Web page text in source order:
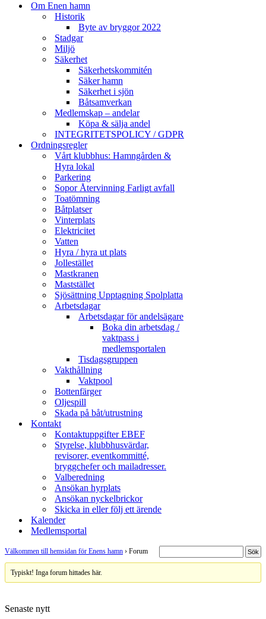
Om Enen hamn
Historik
Byte av bryggor 2022
Stadgar
Miljö
Säkerhet
Säkerhetskommitén
Säker hamn
Säkerhet i sjön
Båtsamverkan
Medlemskap – andelar
Köpa & sälja andel
INTEGRITETSPOLICY / GDPR
Ordningsregler
Vårt klubbhus: Hamngården &
Hyra lokal
Parkering
Sopor Återvinning Farligt avfall
Toatömning
Båtplatser
Vinterplats
Elektricitet
Vatten
Hyra / hyra ut plats
Jollestället
Mastkranen
Maststället
Sjösättning Upptagning Spolplatta
Arbetsdagar
Arbetsdagar för andelsägare
Boka din arbetsdag /
vaktpass i
medlemsportalen
Tisdagsgruppen
Vakthållning
Vaktpool
Bottenfärger
Oljespill
Skada på båt/utrustning
Kontakt
Kontaktuppgifter EBEF
Styrelse, klubbhusvärdar,
revisorer, eventkommitté,
bryggchefer och mailadresser.
Valberedning
Ansökan hyrplats
Ansökan nyckelbrickor
Skicka in eller följ ett ärende
Kalender
Medlemsportal
Välkommen till hemsidan för Enens hamn › Forum
Typiskt! Inga forum hittades här.
Senaste nytt